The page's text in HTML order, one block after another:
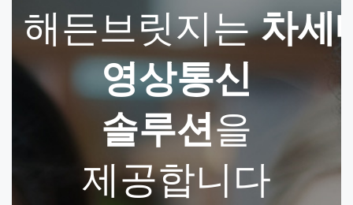
해든브릿지는차세
영상통신
솔루션을
제공합니다